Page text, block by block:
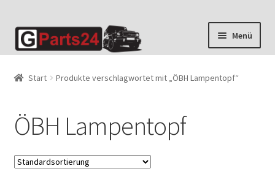
Zur
Navigation
Zum
Inhalt
Menü
Start Produkte verschlagwortet mit „ÖBH Lampentopf“
ÖBH Lampentopf